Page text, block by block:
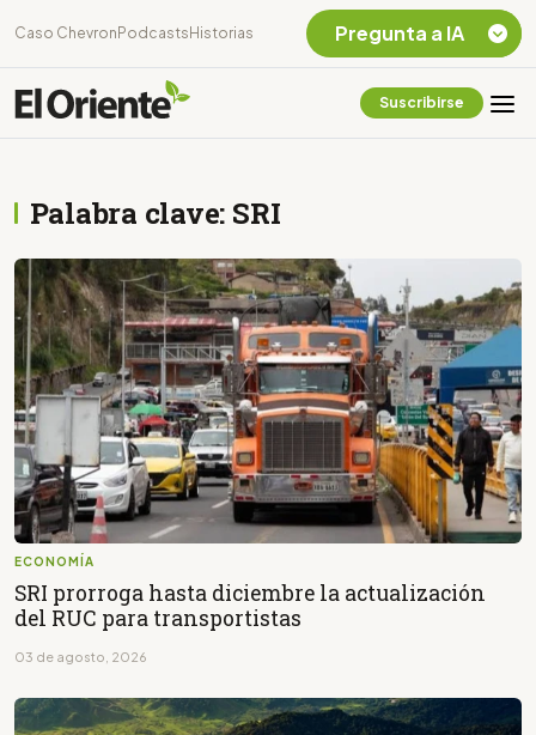
Caso Chevron Podcasts Historias
Suscribirse
Palabra clave: SRI
ECONOMÍA
SRI prorroga hasta diciembre la actualización
del RUC para transportistas
03 de agosto, 2026
Pregunta a IA
Amazonia Ecuatoriana
¿En que consiste la
tasa minera que rige en
Ecuador?